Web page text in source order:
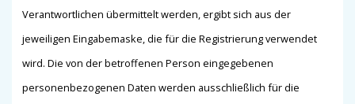
Verantwortlichen übermittelt werden, ergibt sich aus der
jeweiligen Eingabemaske, die für die Registrierung verwendet
wird. Die von der betroffenen Person eingegebenen
personenbezogenen Daten werden ausschließlich für die